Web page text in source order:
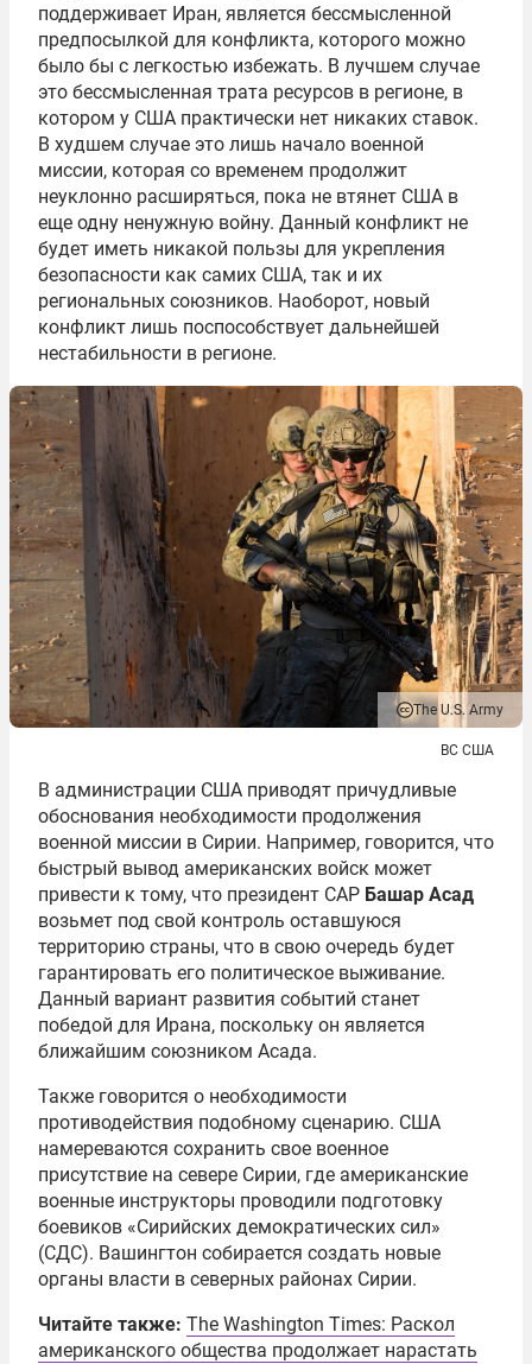
поддерживает Иран, является бессмысленной
предпосылкой для конфликта, которого можно
было бы с легкостью избежать. В лучшем случае
это бессмысленная трата ресурсов в регионе, в
котором у США практически нет никаких ставок.
В худшем случае это лишь начало военной
миссии, которая со временем продолжит
неуклонно расширяться, пока не втянет США в
еще одну ненужную войну. Данный конфликт не
будет иметь никакой пользы для укрепления
безопасности как самих США, так и их
региональных союзников. Наоборот, новый
конфликт лишь поспособствует дальнейшей
нестабильности в регионе.
The U.S. Army
ВС США
В администрации США приводят причудливые
обоснования необходимости продолжения
военной миссии в Сирии. Например, говорится, что
быстрый вывод американских войск может
привести к тому, что президент САР Башар Асад
возьмет под свой контроль оставшуюся
территорию страны, что в свою очередь будет
гарантировать его политическое выживание.
Данный вариант развития событий станет
победой для Ирана, поскольку он является
ближайшим союзником Асада.
Также говорится о необходимости
противодействия подобному сценарию. США
намереваются сохранить свое военное
присутствие на севере Сирии, где американские
военные инструкторы проводили подготовку
боевиков «Сирийских демократических сил»
(СДС). Вашингтон собирается создать новые
органы власти в северных районах Сирии.
Читайте также: The Washington Times: Раскол
американского общества продолжает нарастать